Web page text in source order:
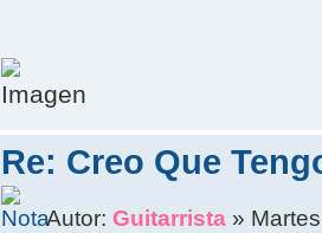
Re: Creo Que
Autor:Guitarrista »